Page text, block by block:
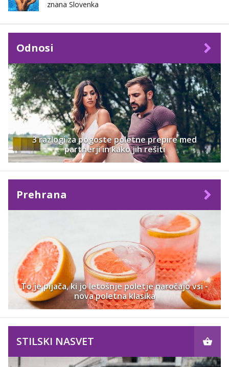
znana Slovenka
Odnosi
3 razlogi za pogoste poletne prepire med
partnerji in kako jih rešiti
Prehrana
To je pijača, ki jo letošnje poletje naročajo vsi -
nova poletna klasika
STILSKI NASVET